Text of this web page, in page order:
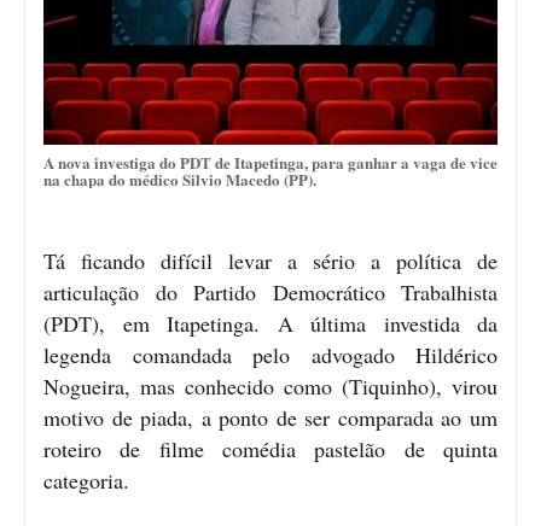
A nova investiga do PDT de Itapetinga, para ganhar a vaga de vice
na chapa do médico Silvio Macedo (PP).
Tá ficando difícil levar a sério a política de
articulação do Partido Democrático Trabalhista
(PDT), em Itapetinga. A última investida da
legenda comandada pelo advogado Hildérico
Nogueira, mas conhecido como (Tiquinho), virou
motivo de piada, a ponto de ser comparada ao um
roteiro de filme comédia pastelão de quinta
categoria.